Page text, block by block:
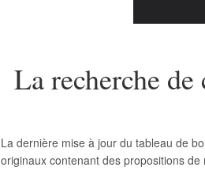
La recherche
La dernière mise à jour du tableau de
originaux contenant des propositions